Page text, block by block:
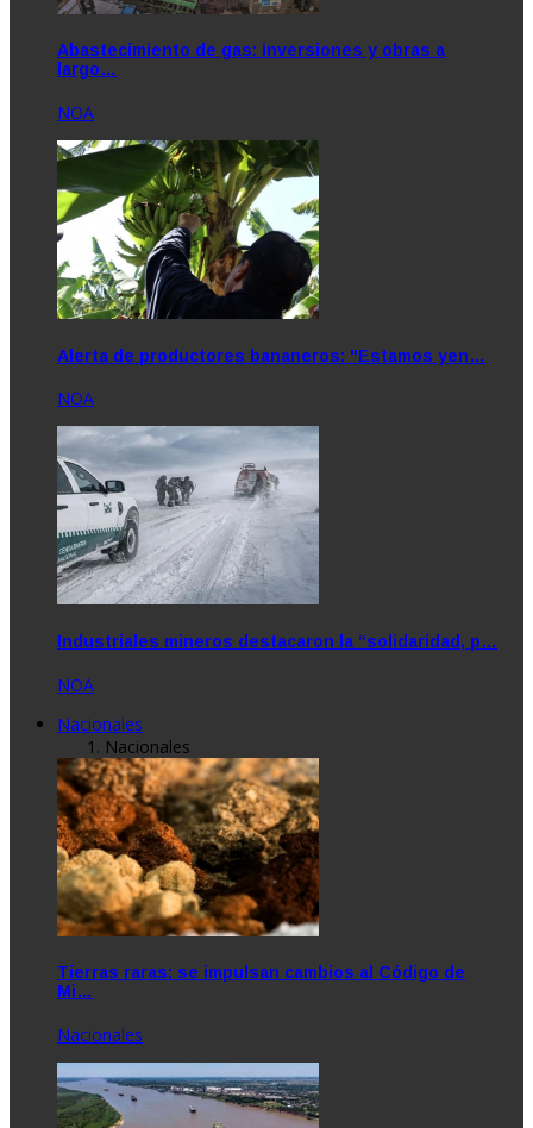
Abastecimiento de gas: inversiones y obras a
largo…
NOA
Alerta de productores bananeros: "Estamos yen…
NOA
Industriales mineros destacaron la “solidaridad, p…
NOA
Nacionales
Nacionales
Tierras raras: se impulsan cambios al Código de
Mi…
Nacionales